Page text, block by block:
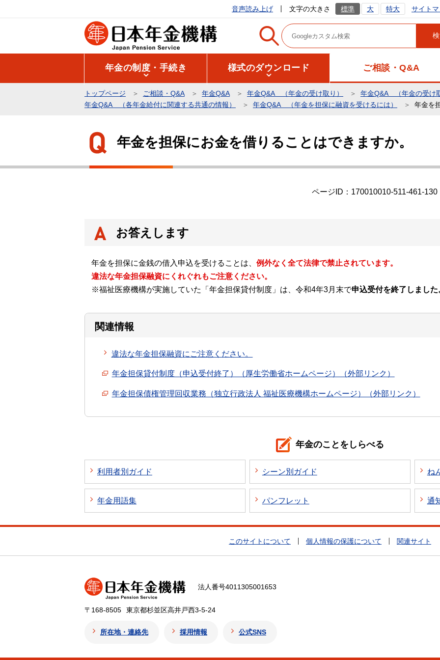
の
音声読み上げ 文字の大きさ 標準 大 特大 サイト
年金の制度・手続き 様式のダウンロード ご相談・Q&A
トップページ ご相談・Q&A 年金Q&A 年金Q&A （年金の受け取り）
年金Q&A （年金の受け
年金Q&A （各年金給付に関連する共通の情報）
年金Q&A （年金を担保に融資を受けるには） 年金を
年金を担保にお金を借りることはできますか。
ページID：170010010-511-461-130
お答えします
年金を担保に金銭の借入申込を受けることは、 例外なく全て法律で禁止されています。
違法な年金担保融資にくれぐれもご注意ください。
※福祉医療機構が実施していた「年金担保貸付制度」は、令和4年3月末で申込受付を終了しました
関連情報
違法な年金担保融資にご注意ください。
年金担保貸付制度（申込受付終了）（厚生労働省ホームページ）（外部リンク）
年金担保債権管理回収業務（独立行政法人 福祉医療機構ホームページ）（外部リンク）
年金のことをしらべる
利用者別ガイド シーン別ガイド ね
年金用語集 パンフレット 通
このサイトについて 個人情報の保護について 関連サイト
法人番号4011305001653
〒168-8505 東京都杉並区高井戸西3-5-24
所在地・連絡先 採用情報 公式SNS